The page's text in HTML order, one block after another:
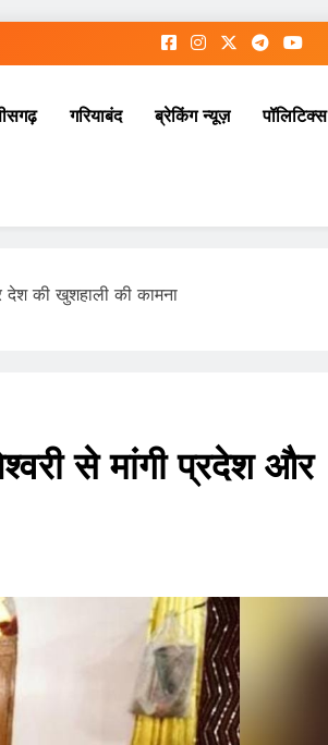
गरियाबंद ब्रेकिंग न्यूज़ पॉलिटिक्स
देश की खुशहाली की कामना
से मांगी प्रदेश और